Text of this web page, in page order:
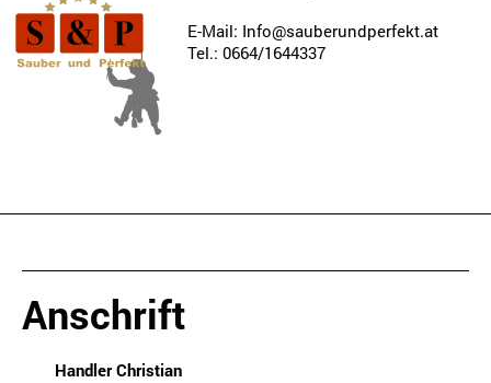
E-Mail: Info@sauberundperfekt.at
Tel.: 0664/1644337
Anschrift
Handler Christian